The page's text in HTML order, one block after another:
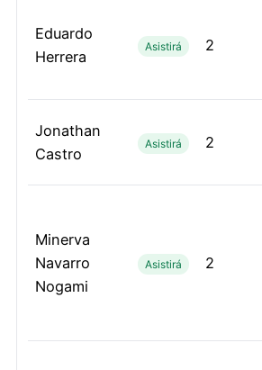
Eduardo
Herrera
Asistirá 2
Jonathan
Castro
Asistirá 2
Minerva
Navarro
Nogami
Asistirá 2